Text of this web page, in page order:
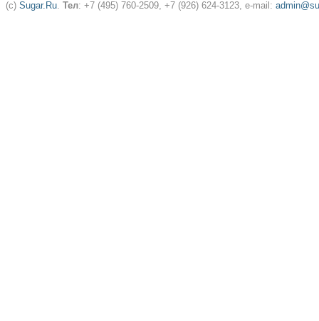
(c) Sugar.Ru. Тел: +7 (495) 760-2509, +7 (926) 624-3123, e-mail: